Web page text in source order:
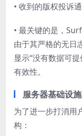
• 收到的版权投诉
• 最关键的是，
由于其严格的无日
显示“没有数据可
有效性。
服务器基础设
为了进一步打消用
构：